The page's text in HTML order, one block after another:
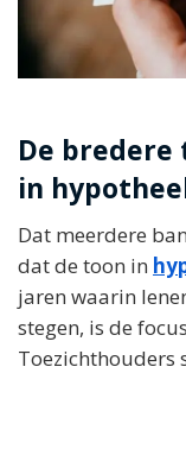
De
in
Dat meerdere
dat de toon in
jaren waarin
stegen, is de
Toezichthouders